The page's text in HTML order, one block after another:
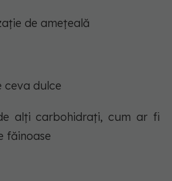
de amețeală
ceva dulce
alți carbohidrați, cum ar fi
făinoase